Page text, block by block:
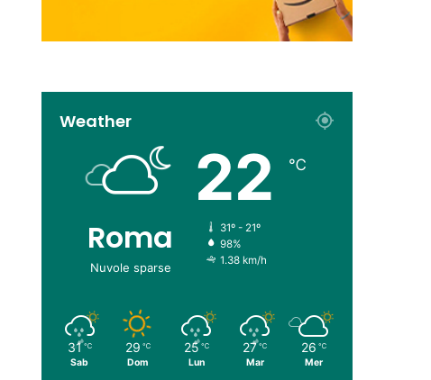
Weather
Roma
Nuvole sparse
22 ℃
31º - 21º
98%
1.38 km/h
31 ℃
Sab
29 ℃
Dom
25 ℃
Lun
27 ℃
Mar
26 ℃
Mer